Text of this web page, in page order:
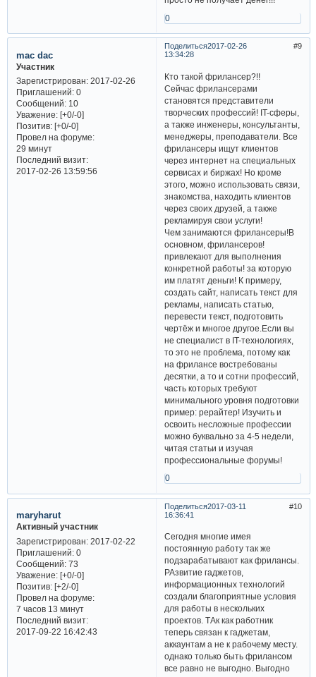
0
Поделиться 9
2017-02-26
13:34:28
mac dac
Участник
Зарегистрирован: 2017-02-26
Приглашений:0
Сообщений:10
Уважение: [+0/-0]
Позитив: [+0/-0]
Провел на форуме:
29 минут
Последний визит:
2017-02-26 13:59:56
Кто такой фрилансер?!!
Сейчас фрилансерами
становятся представители
творческих профессий! IT-сферы,
а также инженеры, консультанты,
менеджеры, преподаватели. Все
фрилансеры ищут клиентов
через интернет на специальных
сервисах и биржах! Но кроме
этого, можно использовать связи,
знакомства, находить клиентов
через своих друзей, а также
рекламируя свои услуги!
Чем занимаются фрилансеры!В
основном, фрилансеров!
привлекают для выполнения
конкретной работы! за которую
им платят деньги! К примеру,
создать сайт, написать текст для
рекламы, написать статью,
перевести текст, подготовить
чертёж и многое другое.Если вы
не специалист в IT-технологиях,
то это не проблема, потому как
на фрилансе востребованы
десятки, а то и сотни профессий,
часть которых требуют
минимального уровня подготовки
пример: рерайтер! Изучить и
освоить несложные профессии
можно буквально за 4-5 недели,
читая статьи и изучая
профессиональные форумы!
0
Поделиться 10
2017-03-11
16:36:41
maryharut
Активный участник
Зарегистрирован: 2017-02-22
Приглашений:0
Сообщений:73
Уважение: [+0/-0]
Позитив: [+2/-0]
Провел на форуме:
7 часов 13 минут
Последний визит:
2017-09-22 16:42:43
Сегодня многие имея
постоянную работу так же
подзарабатывают как фрилансы.
РАзвитие гаджетов,
информационных технологий
создали благоприятные условия
для работы в нескольких
проектов. ТАк как работник
теперь связан к гаджетам,
аккаунтам а не к рабочему месту.
однако только быть фрилансом
все равно не выгодно. Выгодно